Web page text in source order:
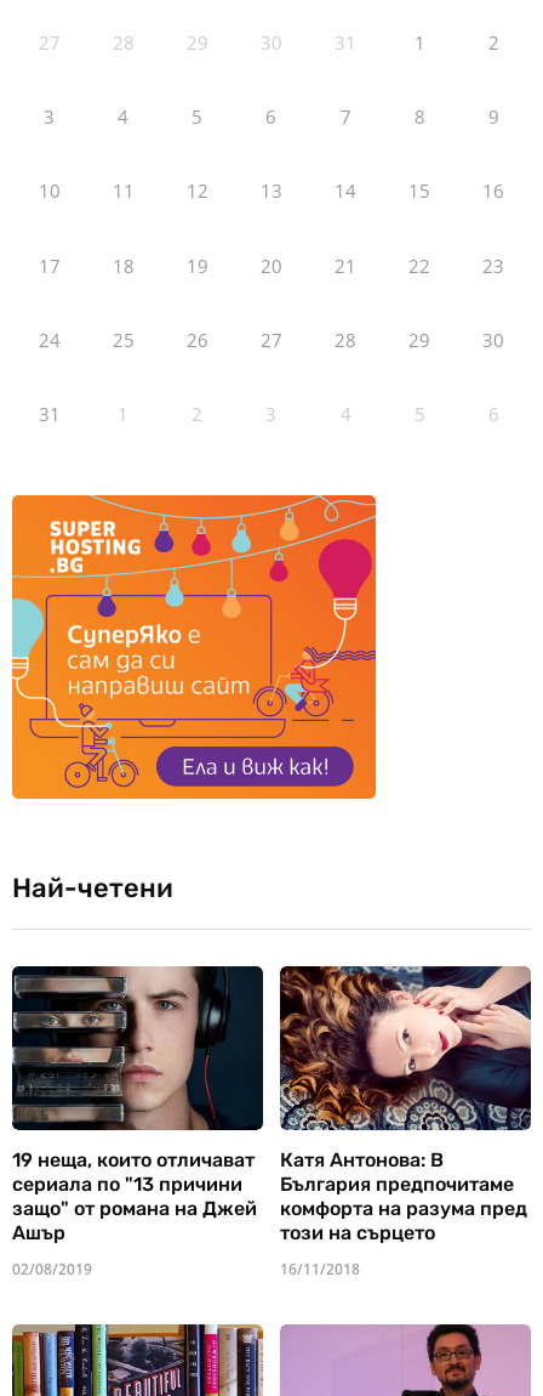
27 28 29 30 31 1 2
3 4 5 6 7 8 9
10 11 12 13 14 15 16
17 18 19 20 21 22 23
24 25 26 27 28 29 30
31 1 2 3 4 5 6
Най-четени
19 неща, които отличават
сериала по "13 причини
защо" от романа на Джей
Ашър
02/08/2019
Катя Антонова: В
България предпочитаме
комфорта на разума пред
този на сърцето
16/11/2018